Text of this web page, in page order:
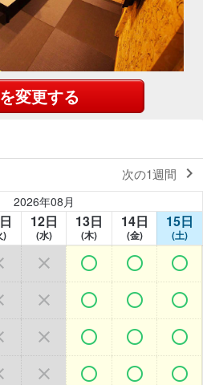
変更する
次の1週間 
2026年08月
)
12日
(水)
13日
(木)
14日
(金)
15日
(土)
   
   
   
   